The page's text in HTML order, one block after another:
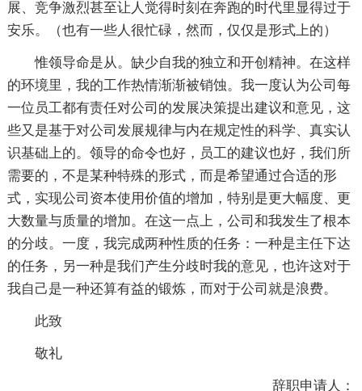
展、竞争激烈甚至让人觉得时刻在奔跑的时代里显得过于
安乐。（也有一些人很忙碌，然而，仅仅是形式上的）
惟领导命是从。缺少自我的独立和开创精神。在这样
的环境里，我的工作热情渐渐被销蚀。我一度认为公司每
一位员工都有责任对公司的发展决策提出建议和意见，这
些又是基于对公司发展规律与内在规定性的科学、真实认
识基础上的。领导的命令也好，员工的建议也好，我们所
需要的，不是某种特殊的形式，而是希望通过合适的形
式，实现公司资本使用价值的增加，特别是更大幅度、更
大数量与质量的增加。在这一点上，公司和我发生了根本
的分歧。一度，我完成两种性质的任务：一种是主任下达
的任务，另一种是我们产生分歧时我的意见，也许这对于
我自己是一种还算有益的锻炼，而对于公司就是浪费。
此致
敬礼
辞职申请人：